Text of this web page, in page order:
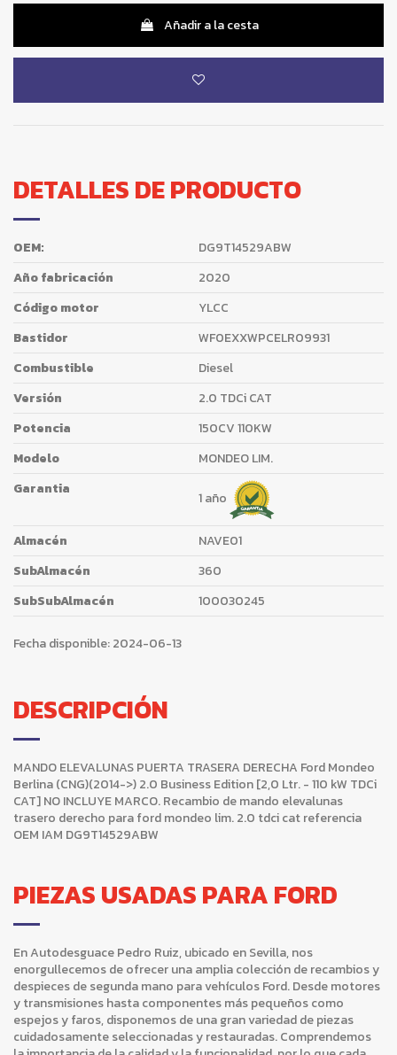
Añadir a la cesta
DETALLES DE PRODUCTO
OEM:
DG9T14529ABW
Año fabricación
2020
Código motor
YLCC
Bastidor
WF0EXXWPCELR09931
Combustible
Diesel
Versión
2.0 TDCi CAT
Potencia
150CV 110KW
Modelo
MONDEO LIM.
Garantia
1 año
Almacén
NAVE01
SubAlmacén
360
SubSubAlmacén
100030245
Fecha disponible:2024-06-13
DESCRIPCIÓN
MANDO ELEVALUNAS PUERTA TRASERA DERECHA Ford Mondeo
Berlina (CNG)(2014->) 2.0 Business Edition [2,0 Ltr. - 110 kW TDCi
CAT] NO INCLUYE MARCO. Recambio de mando elevalunas
trasero derecho para ford mondeo lim. 2.0 tdci cat referencia
OEM IAM DG9T14529ABW
PIEZAS USADAS PARA FORD
En Autodesguace Pedro Ruiz, ubicado en Sevilla, nos
enorgullecemos de ofrecer una amplia colección de recambios y
despieces de segunda mano para vehículos Ford. Desde motores
y transmisiones hasta componentes más pequeños como
espejos y faros, disponemos de una gran variedad de piezas
cuidadosamente seleccionadas y restauradas. Comprendemos